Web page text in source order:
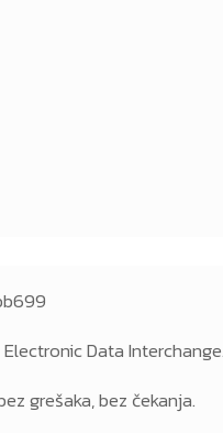
Data
grešaka, bez čekanja.